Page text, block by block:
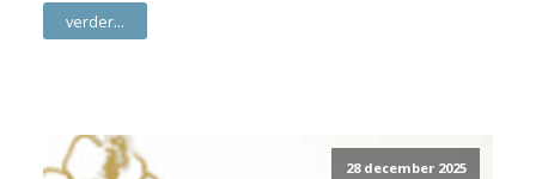
verder...
28 december 2025